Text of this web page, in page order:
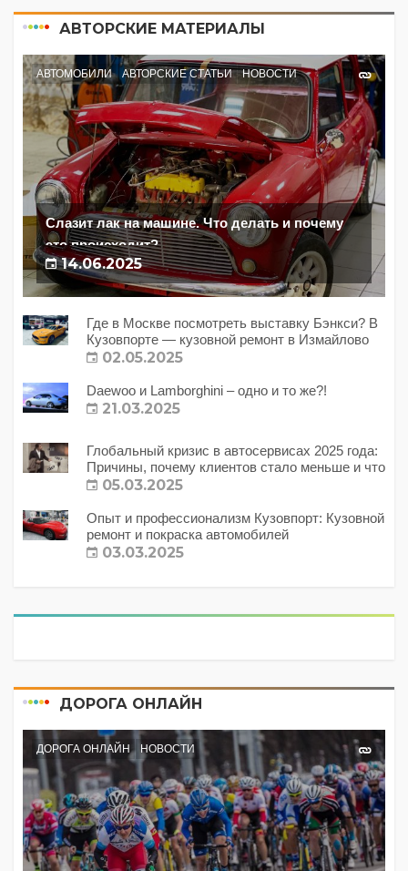
АВТОРСКИЕ МАТЕРИАЛЫ
АВТОМОБИЛИ АВТОРСКИЕ СТАТЬИ НОВОСТИ
Слазит лак на машине. Что делать и почему
это происходит?
14.06.2025
Где в Москве посмотреть выставку Бэнкси? В
Кузовпорте — кузовной ремонт в Измайлово
02.05.2025
Daewoo и Lamborghini – одно и то же?!
21.03.2025
Глобальный кризис в автосервисах 2025 года:
Причины, почему клиентов стало меньше и что
с этим делать?
05.03.2025
Опыт и профессионализм Кузовпорт: Кузовной
ремонт и покраска автомобилей
03.03.2025
ДОРОГА ОНЛАЙН
ДОРОГА ОНЛАЙН НОВОСТИ